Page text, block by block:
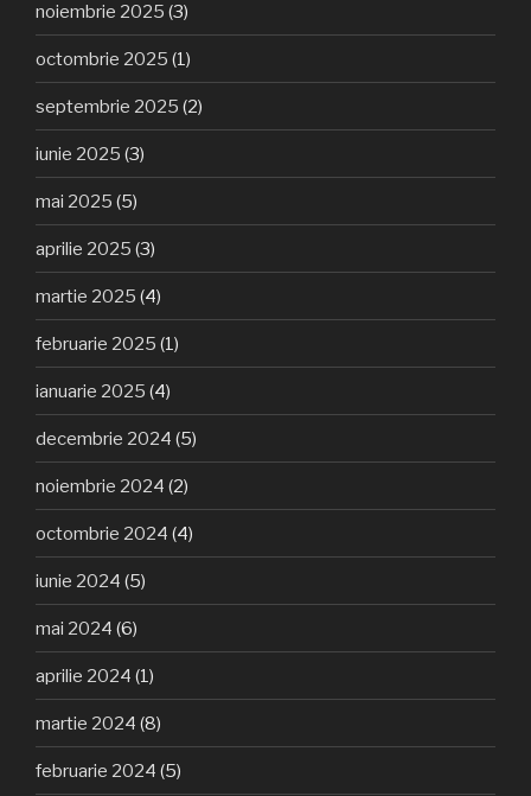
noiembrie 2025 (3)
octombrie 2025 (1)
septembrie 2025 (2)
iunie 2025 (3)
mai 2025 (5)
aprilie 2025 (3)
martie 2025 (4)
februarie 2025 (1)
ianuarie 2025 (4)
decembrie 2024 (5)
noiembrie 2024 (2)
octombrie 2024 (4)
iunie 2024 (5)
mai 2024 (6)
aprilie 2024 (1)
martie 2024 (8)
februarie 2024 (5)